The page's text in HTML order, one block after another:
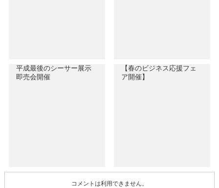
平成最後のシーサー展示
即売会開催
【春のビジネス応援フェ
ア開催】
コメントは利用できません。